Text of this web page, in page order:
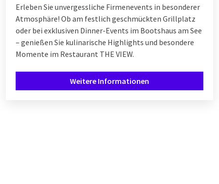
Erleben Sie unvergessliche Firmenevents in besonderer
Atmosphäre! Ob am festlich geschmückten Grillplatz
oder bei exklusiven Dinner-Events im Bootshaus am See
– genießen Sie kulinarische Highlights und besondere
Momente im Restaurant THE VIEW.
Weitere Informationen